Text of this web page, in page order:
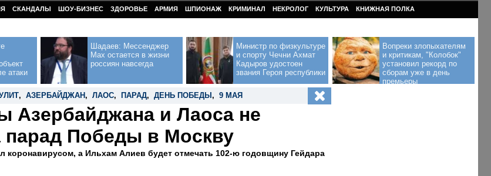
СКАНДАЛЫ ШОУ-БИЗНЕС ЗДОРОВЬЕ АРМИЯ ШПИОНАЖ КРИМИНАЛ НЕКРОЛОГ КУЛЬТУРА КНИЖНАЯ ПОЛКА
атаки
Шадаев: Мессенджер
Max остается в жизни
россиян навсегда
Министр по физкультуре
и спорту Чечни Ахмат
Кадыров удостоен
звания Героя республики
Вопреки злопыхателям
и критикам, "Колобок"
установил рекорд по
сборам уже в день
премьеры
, АЗЕРБАЙДЖАН , ЛАОС, ПАРАД, ДЕНЬ ПОБЕДЫ , 9 МАЯ
Азербайджана и Лаоса не
парад Победы в Москву
коронавирусом, а Ильхам Алиев будет отмечать 102-ю годовщину Гейдара